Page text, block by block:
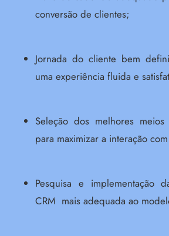
conversão de clientes;
Jornada do cliente bem
uma experiência fluida e
Seleção dos melhores
para maximizar a interação
Pesquisa e implementação
CRM mais adequada ao